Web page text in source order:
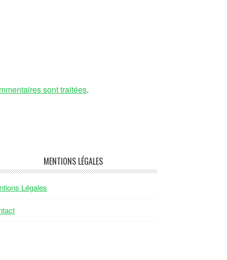
sont traitées.
MENTIONS LÉGALES
Légales